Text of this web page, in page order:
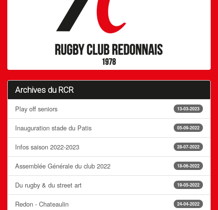
Archives du RCR
13-03-2023
Play off seniors
05-09-2022
Inauguration stade du Patis
28-07-2022
Infos saison 2022-2023
18-06-2022
Assemblée Générale du club 2022
19-05-2022
Du rugby & du street art
24-04-2022
Redon - Chateaulin